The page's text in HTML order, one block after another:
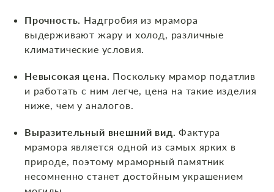
Прочность. Надгробия из мрамора
выдерживают жару и холод, различные
климатические условия.
Невысокая цена. Поскольку мрамор податлив
и работать с ним легче, цена на такие изделия
ниже, чем у аналогов.
Выразительный внешний вид. Фактура
мрамора является одной из самых ярких в
природе, поэтому мраморный памятник
несомненно станет достойным украшением